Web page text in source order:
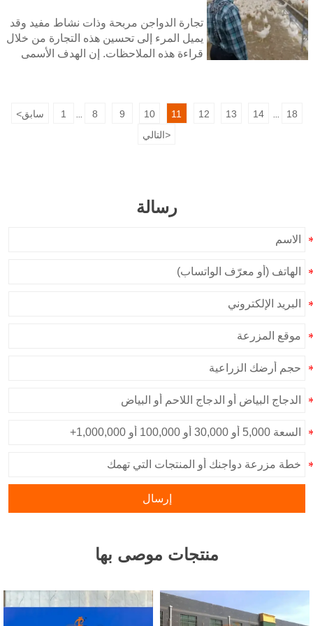
تجارة الدواجن مربحة وذات نشاط مفيد وقد
يميل المرء إلى تحسين هذه التجارة من خلال
قراءة هذه الملاحظات. إن الهدف الأسمى
النقطة، فهم يقضون شهوراً في تربية وتغذية
الدجاج وعندما يحين وقت البيع لا يحققون
<سابق 1 8 9 10 11 12 13 14
18
التالي>
رسالة
إرسال
منتجات موصى بها